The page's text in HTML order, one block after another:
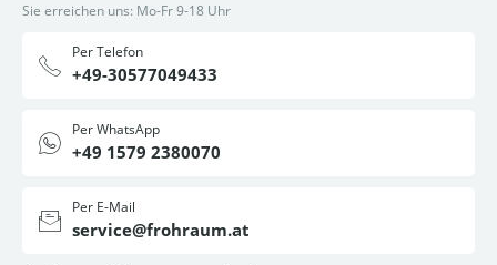
Sie erreichen uns: Mo-Fr 9-18 Uhr
Per Telefon
+49-30577049433
Per WhatsApp
+49 1579 2380070
Per E-Mail
service@frohraum.at